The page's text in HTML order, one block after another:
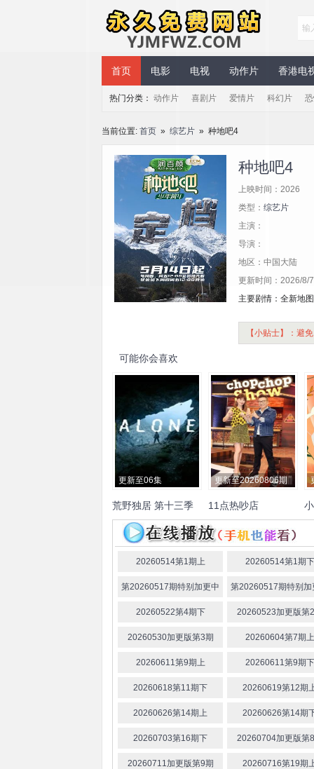
永久免费网站
首页 电影 电视 动作片 香港电
热门分类： 动作片 喜剧片 爱情片 科幻片
当前位置: 首页 » 综艺片 » 种地吧4
种地吧4
上映时间：2026
类型： 综艺片
主演：
导演：
地区：中国大陆
更新时间：2026/8/
主要剧情：全新地
【小贴士】：避
可能你会喜欢
更新至06集
荒野独居 第十三季
更新至20260806期
11点热吵店
沈玉琳 殷悦
20260514第1期上 20260514第1期下
第20260517期特别加更中 第20260517期特别加
20260522第4期下 20260523加更版第
20260530加更版第3期 20260604第7期上
20260611第9期上 20260611第9期下
20260618第11期下 20260619第12期
20260626第14期上 20260626第14期
20260703第16期下 20260704加更版第
20260711加更版第9期 20260716第19期